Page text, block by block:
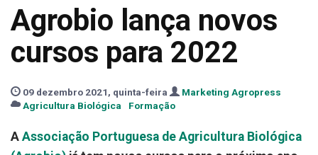
Agrobio lança novos
cursos para 2022
09 dezembro 2021, quinta-feira
Marketing Agropress
Agricultura Biológica
Formação
A Associação Portuguesa de Agricultura Biológica